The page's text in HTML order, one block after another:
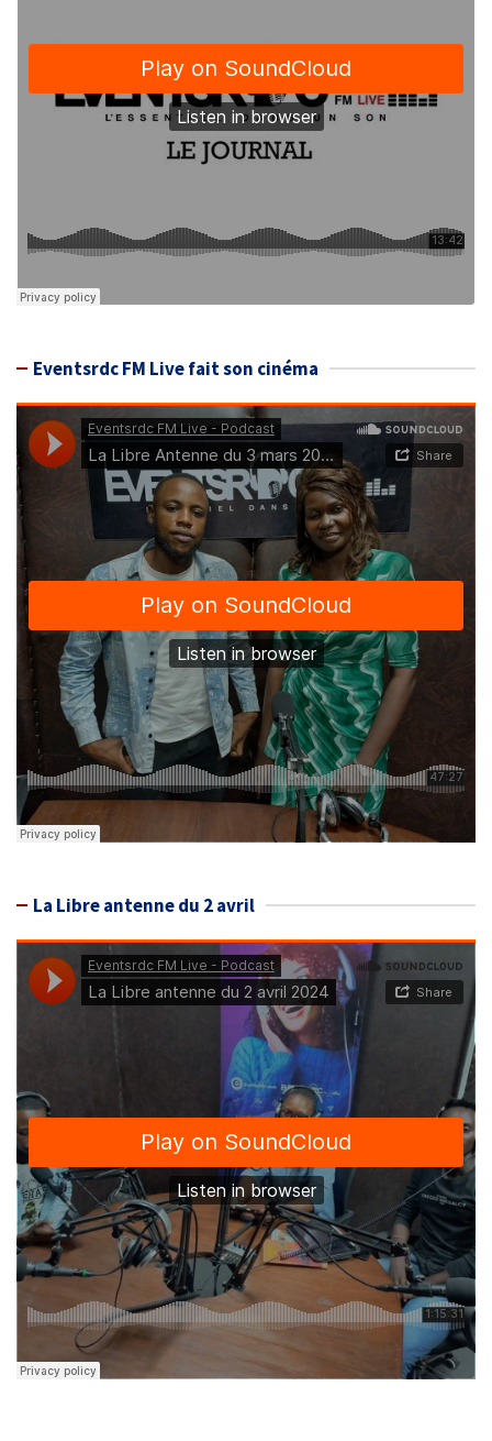
Eventsrdc FM Live fait son cinéma
La Libre antenne du 2 avril